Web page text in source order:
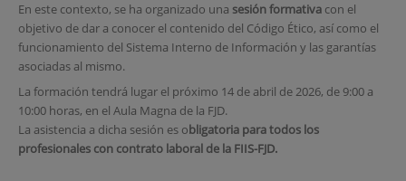
En este contexto, se ha organizado una sesión formativacon el
objetivo de dar a conocer el contenido del Código Ético, así como el
funcionamiento del Sistema Interno de Información y las garantías
asociadas al mismo.
La formación tendrá lugar el próximo 14 de abril de 2026, de 9:00 a
10:00 horas, en el Aula Magna de la FJD.
La asistencia a dicha sesión es obligatoria para todos los
profesionales con contrato laboral de la FIIS-FJD.